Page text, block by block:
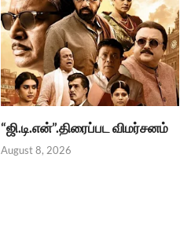
“ஜி.டி.என்”.திரைப்பட விமர்சனம்
August 8, 2026